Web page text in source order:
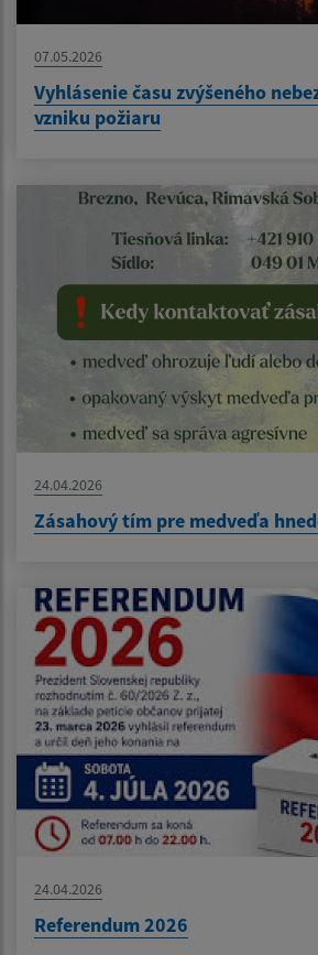
07.05.2026
Vyhlásenie času zvýšeného
vzniku požiaru
24.04.2026
Zásahový tím pre medveďa
24.04.2026
Referendum 2026